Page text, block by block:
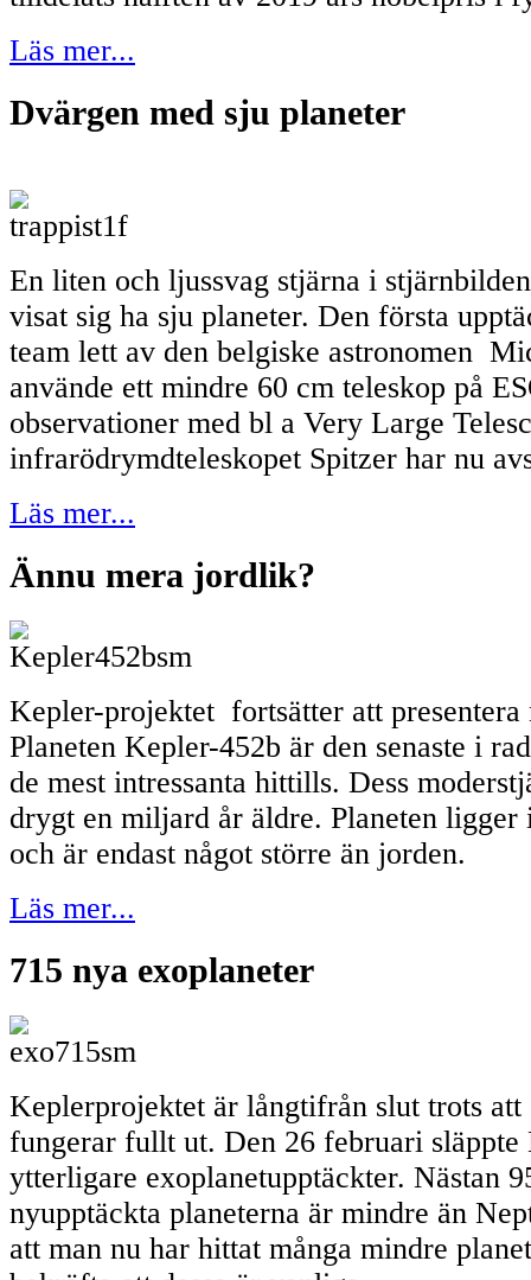
Läs mer...
Dvärgen med sju planeter
En liten och ljussvag stjärna i
visat sig ha sju planeter. Den första
team lett av den belgiske astronomen
använde ett mindre 60 cm teleskop på
observationer med bl a Very Large
infrarödrymdteleskopet Spitzer har nu
Läs mer...
Ännu mera jordlik?
Kepler-projektet fortsätter att presentera
Planeten Kepler-452b är den senaste i
de mest intressanta hittills. Dess
drygt en miljard år äldre. Planeten ligger
och är endast något större än jorden.
Läs mer...
715 nya exoplaneter
Keplerprojektet är långtifrån slut trots
fungerar fullt ut. Den 26 februari släppte
ytterligare exoplanetupptäckter. Nästan
nyupptäckta planeterna är mindre än
att man nu har hittat många mindre